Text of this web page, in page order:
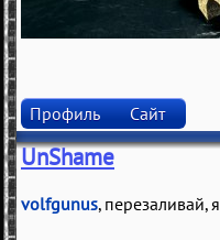
Профиль Сайт
UnShame
volfgunus, перезаливай,